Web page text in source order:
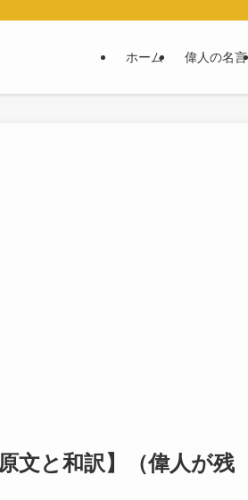
ホーム 偉人の名言
文と和訳】（偉人が残